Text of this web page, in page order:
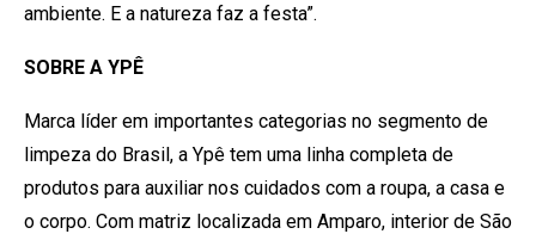
ambiente. E a natureza faz a festa”.
SOBRE A YPÊ
Marca líder em importantes categorias no segmento de
limpeza do Brasil, a Ypê tem uma linha completa de
produtos para auxiliar nos cuidados com a roupa, a casa e
o corpo. Com matriz localizada em Amparo, interior de São